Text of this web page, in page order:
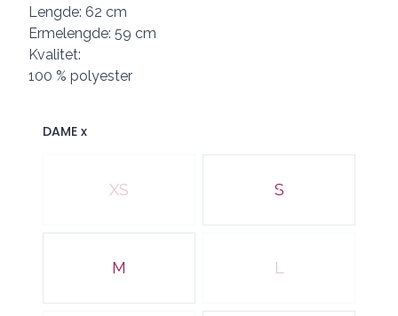
Lengde: 62 cm
Ermelengde: 59 cm
Kvalitet:
100 % polyester
DAME x
XS S
M L